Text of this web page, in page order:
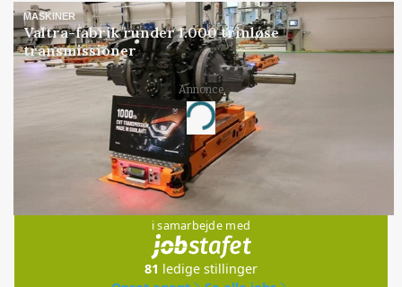
MASKINER
Valtra-fabrik runder 1.000 trinløse
transmissioner
Annonce
Loading...
Jobs
i samarbejde med
81 ledige stillinger